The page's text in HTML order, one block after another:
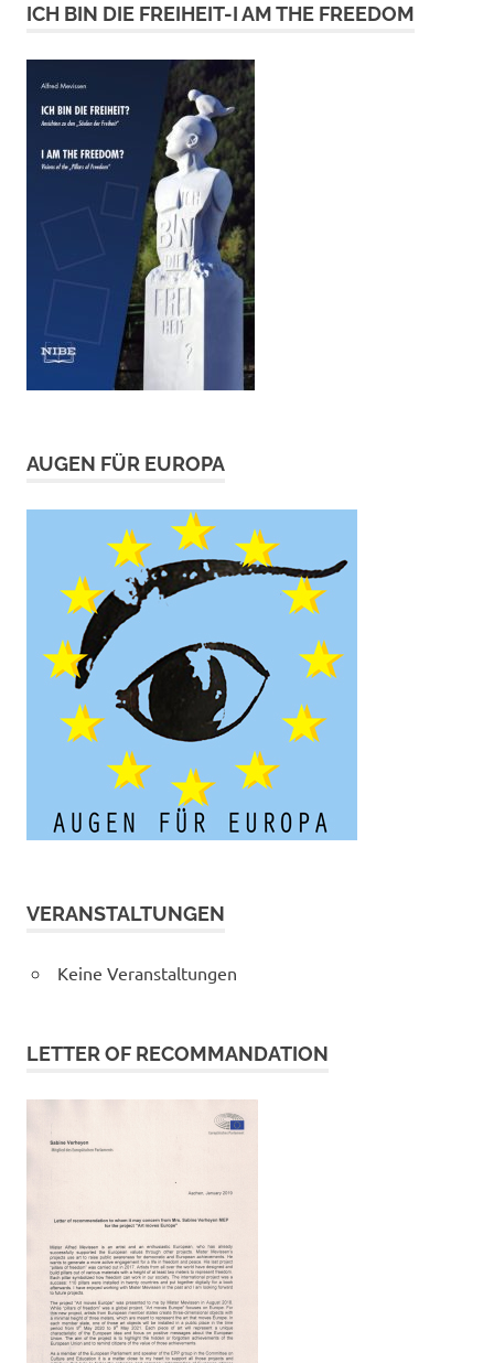
ICH BIN DIE FREIHEIT-I AM THE FREEDOM
AUGEN FÜR EUROPA
VERANSTALTUNGEN
Keine Veranstaltungen
LETTER OF RECOMMANDATION